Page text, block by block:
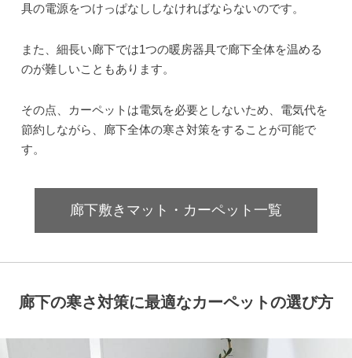
具の電源をつけっぱなししなければならないのです。
また、細長い廊下では1つの暖房器具で廊下全体を温める
のが難しいこともあります。
その点、カーペットは電気を必要としないため、電気代を
節約しながら、廊下全体の寒さ対策をすることが可能で
す。
廊下敷きマット・カーペット一覧
廊下の寒さ対策に最適なカーペットの選び方